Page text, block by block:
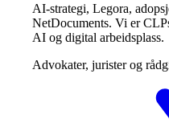
AI-strategi, Legora,
NetDocuments. Vi er
AI og digital arbeidsplass.
Advokater, jurister og